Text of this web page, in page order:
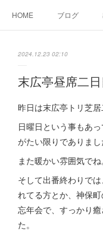
HOME ブログ
2024.12.23 02:10
末広亭昼席二日
昨日は末広亭トリ芝居
日曜日という事もあ
がたい限りでありまし
また暖かい雰囲気で
そして出番終わりで
れてる方とか、神保
忘年会で、すっかり
た。